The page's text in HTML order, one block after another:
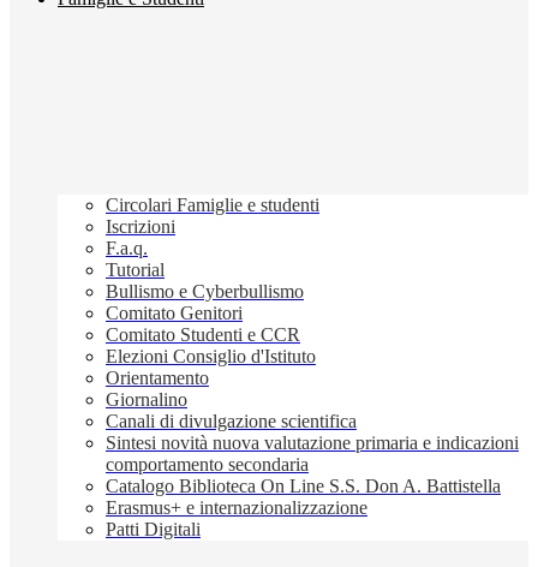
Circolari Famiglie e studenti
Iscrizioni
F.a.q.
Tutorial
Bullismo e Cyberbullismo
Comitato Genitori
Comitato Studenti e CCR
Elezioni Consiglio d'Istituto
Orientamento
Giornalino
Canali di divulgazione scientifica
Sintesi novità nuova valutazione primaria e indicazioni
comportamento secondaria
Catalogo Biblioteca On Line S.S. Don A. Battistella
Erasmus+ e internazionalizzazione
Patti Digitali